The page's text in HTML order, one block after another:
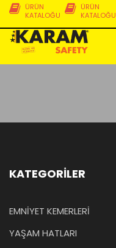
ÜRÜN
KATALOĞU
ÜRÜN
KATALOĞU
KATEGORİLER
EMNİYET KEMERLERİ
YAŞAM HATLARI